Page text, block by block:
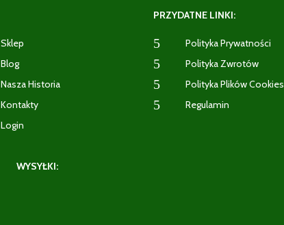
Sklep
Blog
Nasza Historia
Kontakty
Login
PRZYDATNE LINKI:
5 Polityka Prywatności
5 Polityka Zwrotów
5 Polityka Plików Cookies
5 Regulamin
WYSYŁKI: